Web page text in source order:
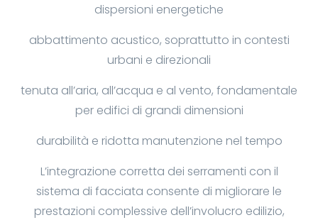
dispersioni energetiche
abbattimento acustico, soprattutto in contesti
urbani e direzionali
tenuta all’aria, all’acqua e al vento, fondamentale
per edifici di grandi dimensioni
durabilità e ridotta manutenzione nel tempo
L’integrazione corretta dei serramenti con il
sistema di facciata consente di migliorare le
prestazioni complessive dell’involucro edilizio,